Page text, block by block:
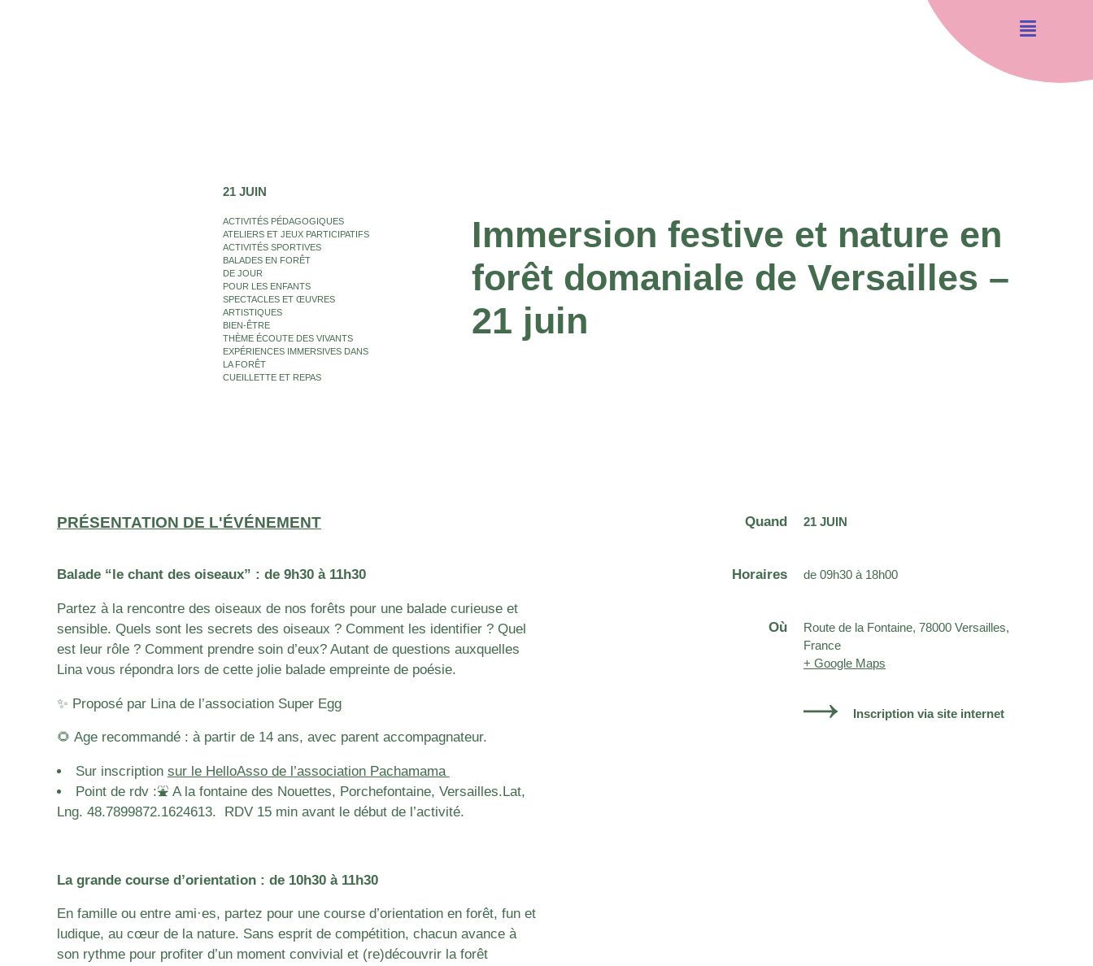
21 JUIN
ACTIVITÉS PÉDAGOGIQUES
ATELIERS ET JEUX PARTICIPATIFS
ACTIVITÉS SPORTIVES
BALADES EN FORÊT
DE JOUR
POUR LES ENFANTS
SPECTACLES ET ŒUVRES
ARTISTIQUES
BIEN-ÊTRE
THÈME ÉCOUTE DES VIVANTS
EXPÉRIENCES IMMERSIVES DANS
LA FORÊT
CUEILLETTE ET REPAS
Immersion festive et nature en
forêt domaniale de Versailles –
21 juin
PRÉSENTATION DE L'ÉVÉNEMENT
Balade “le chant des oiseaux” : de 9h30 à 11h30
Partez à la rencontre des oiseaux de nos forêts pour une balade curieuse et
sensible. Quels sont les secrets des oiseaux ? Comment les identifier ? Quel
est leur rôle ? Comment prendre soin d’eux? Autant de questions auxquelles
Lina vous répondra lors de cette jolie balade empreinte de poésie.
✨ Proposé par Lina de l’association Super Egg
🌻 Age recommandé : à partir de 14 ans, avec parent accompagnateur.
Sur inscription sur le HelloAsso de l’association Pachamama
Point de rdv :⛲️ A la fontaine des Nouettes, Porchefontaine, Versailles.Lat,
Lng. 48.7899872.1624613. RDV 15 min avant le début de l’activité.
La grande course d’orientation : de 10h30 à 11h30
En famille ou entre ami·es, partez pour une course d’orientation en forêt, fun et
ludique, au cœur de la nature. Sans esprit de compétition, chacun avance à
son rythme pour profiter d’un moment convivial et (re)découvrir la forêt
Quand 21 JUIN
Horaires de 09h30 à 18h00
Où
Route de la Fontaine, 78000 Versailles,
France
+ Google Maps
Inscription via site internet